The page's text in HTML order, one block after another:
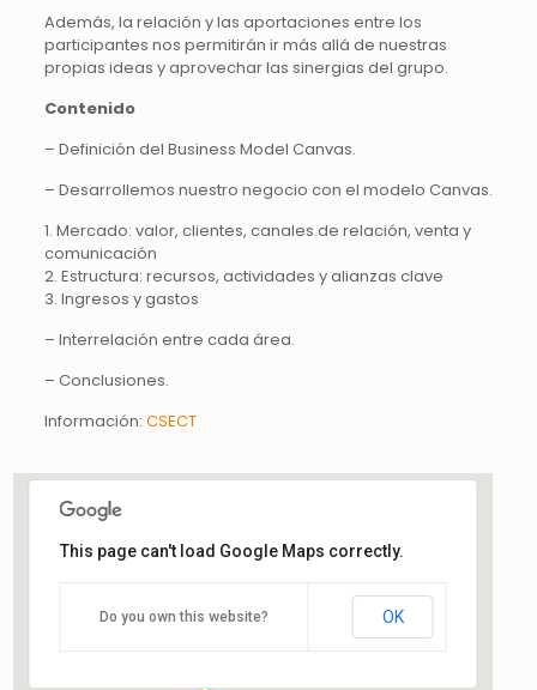
Además, la relación y las aportaciones entre los
participantes nos permitirán ir más allá de nuestras
propias ideas y aprovechar las sinergias del grupo.
Contenido
– Definición del Business Model Canvas.
– Desarrollemos nuestro negocio con el modelo Canvas.
1. Mercado: valor, clientes, canales de relación, venta y
comunicación
2. Estructura: recursos, actividades y alianzas clave
3. Ingresos y gastos
– Interrelación entre cada área.
– Conclusiones.
Información: CSECT
This page can't load Google Maps correctly.
Do you own this website? OK